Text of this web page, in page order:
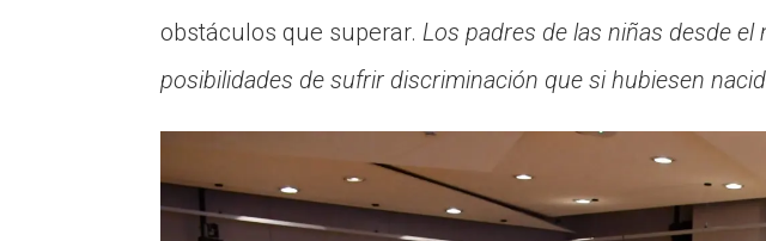
obstáculos que superar.Los padres de las niñas desde
posibilidades de sufrir discriminación que si hubiesen